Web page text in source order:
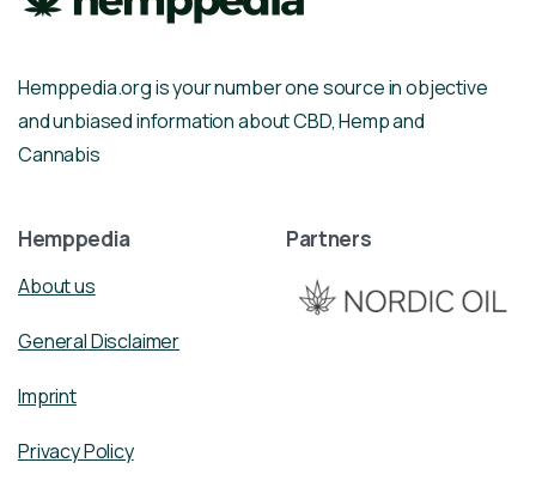
Hemppedia.org is your number one source in objective
and unbiased information about CBD, Hemp and
Cannabis
Hemppedia
About us
General Disclaimer
Imprint
Privacy Policy
Partners